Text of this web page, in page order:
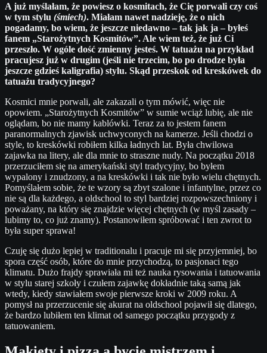
A już myślałam, że powiesz o kosmitach, że Cię porwali czy coś
w tym stylu (śmiech). Miałam nawet nadzieję, że o nich
pogadamy, bo wiem, że jeszcze niedawno – tak jak ja – byłeś
fanem „Starożytnych Kosmitów”. Ale wiem też, że już Ci
przeszło. W ogóle dość zmienny jesteś. W tatuażu na przykład
pracujesz już w drugim (jeśli nie trzecim, bo po drodze była
jeszcze gdzieś kaligrafia) stylu. Skąd przeskok od kreskówek do
tatuażu tradycyjnego?
Kosmici mnie porwali, ale zakazali o tym mówić, więc nie
opowiem. „Starożytnych Kosmitów” w sumie wciąż lubię, ale nie
oglądam, bo nie mamy kablówki. Teraz za to jestem fanem
paranormalnych zjawisk uchwyconych na kamerze. Jeśli chodzi o
style, to kreskówki robiłem kilka ładnych lat. Była chwilowa
zajawka na litery, ale dla mnie to straszne nudy. Na początku 2018
przerzuciłem się na amerykański styl tradycyjny, bo byłem
wypalony i znudzony, a na kreskówki i tak nie było wielu chętnych.
Pomyślałem sobie, że te wzory są zbyt szalone i infantylne, przez co
nie są dla każdego, a oldschool to styl bardziej rozpowszechniony i
poważany, na który się znajdzie więcej chętnych (w myśl zasady –
lubimy to, co już znamy). Postanowiłem spróbować i ten zwrot to
była super sprawa!
Czuję się dużo lepiej w traditionalu i pracuje mi się przyjemniej, bo
spora część osób, które do mnie przychodzą, to pasjonaci tego
klimatu. Dużo frajdy sprawiała mi też nauka rysowania i tatuowania
w stylu starej szkoły i czułem zajawkę dokładnie taką samą jak
wtedy, kiedy stawiałem swoje pierwsze kroki w 2009 roku. A
pomysł na przerzucenie się akurat na oldschool pojawił się dlatego,
że bardzo lubiłem ten klimat od samego początku przygody z
tatuowaniem.